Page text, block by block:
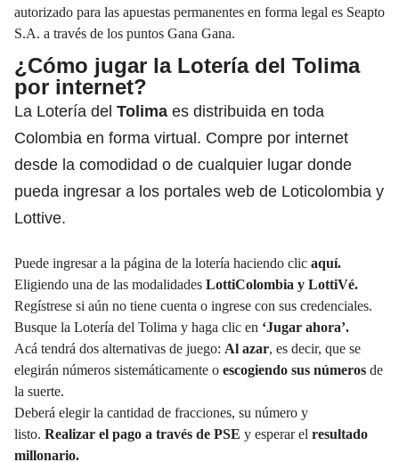
autorizado para las apuestas permanentes en forma legal es Seapto
S.A. a través de los puntos Gana Gana.
¿Cómo jugar la Lotería del Tolima
por internet?
La Lotería del Tolima es distribuida en toda
Colombia en forma virtual. Compre por internet
desde la comodidad o de cualquier lugar donde
pueda ingresar a los portales web de Loticolombia y
Lottive.
Puede ingresar a la página de la lotería haciendo clic aquí.
Eligiendo una de las modalidades LottiColombia y LottiVé.
Regístrese si aún no tiene cuenta o ingrese con sus credenciales.
Busque la Lotería del Tolima y haga clic en ‘Jugar ahora’.
Acá tendrá dos alternativas de juego: Al azar, es decir, que se
elegirán números sistemáticamente o escogiendo sus números de
la suerte.
Deberá elegir la cantidad de fracciones, su número y
listo. Realizar el pago a través de PSE y esperar el resultado
millonario.